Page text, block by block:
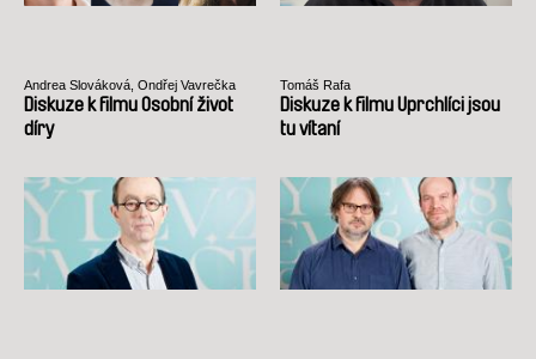
Andrea Slováková, Ondřej Vavrečka
Diskuze k filmu Osobní život
díry
Tomáš Rafa
Diskuze k filmu Uprchlíci jsou
tu vítaní